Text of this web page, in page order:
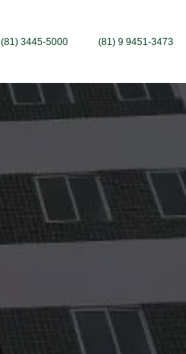
(81) 3445-5000 (81) 9 9451-3473